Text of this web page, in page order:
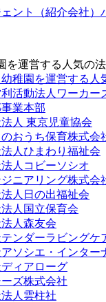
ント（紹介会社）
を運営する人気の法
稚園を運営する人
活動法人ワーカー
業本部
人 東京児童協会
おうち保育株式会
人ひまわり福祉会
人コビーソシオ
ニアリング株式会
人日の出福祉会
人国立保育会
人森友会
ンダーラビングケ
ソシエ・インター
ィアローグ
ズ株式会社
人雲柱社